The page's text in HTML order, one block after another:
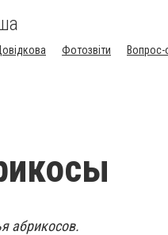
Фотозвіти Вопрос-
абрикосов.